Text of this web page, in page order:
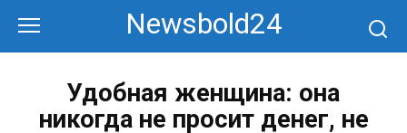
контенту
Newsbold24
Удобная женщина: она
никогда не просит денег, не